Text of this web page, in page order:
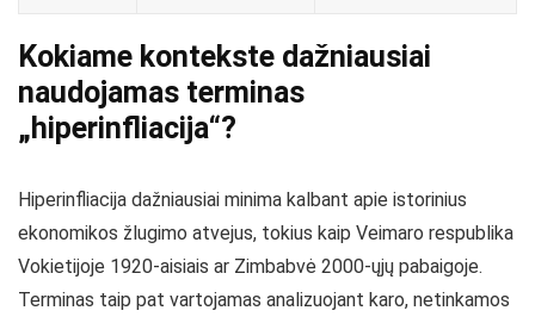
Kokiame kontekste dažniausiai
naudojamas terminas
„hiperinfliacija“?
Hiperinfliacija dažniausiai minima kalbant apie istorinius
ekonomikos žlugimo atvejus, tokius kaip Veimaro respublika
Vokietijoje 1920-aisiais ar Zimbabvė 2000-ųjų pabaigoje.
Terminas taip pat vartojamas analizuojant karo, netinkamos